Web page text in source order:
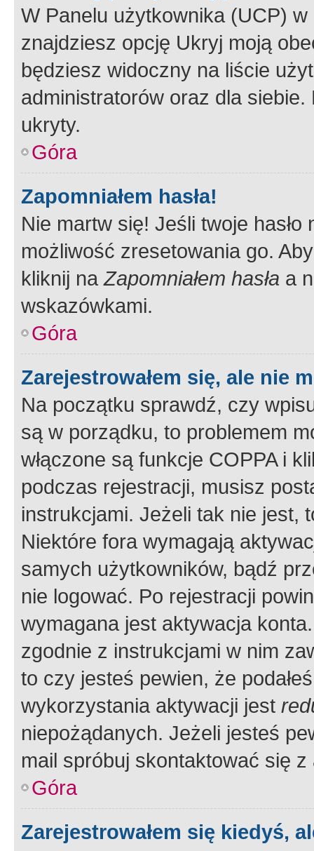
W Panelu użytkownika (UCP) w
znajdziesz opcję Ukryj moją
będziesz widoczny na liście
administratorów oraz dla
ukryty.
Góra
Zapomniałem hasła!
Nie martw się! Jeśli twoje
możliwość zresetowania go.
kliknij naZapomniałem hasła a
wskazówkami.
Góra
Zarejestrowałem się, ale nie
Na początku sprawdź, czy
są w porządku, to problemem
włączone są funkcje COPPA i
podczas rejestracji, musisz
instrukcjami. Jeżeli tak nie jest,
Niektóre fora wymagają
samych użytkowników, bądź
nie logować. Po rejestracji
wymagana jest aktywacja
zgodnie z instrukcjami w nim
to czy jesteś pewien, że
wykorzystania aktywacji jest
niepożądanych. Jeżeli jesteś
mail spróbuj skontaktować się
Góra
Zarejestrowałem się kiedyś,